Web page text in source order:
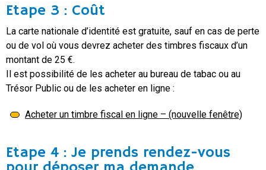
Etape 3 : Coût
La carte nationale d’identité est gratuite, sauf en cas de perte
ou de vol où vous devrez acheter des timbres fiscaux d’un
montant de 25 €.
Il est possibilité de les acheter au bureau de tabac ou au
Trésor Public ou de les acheter en ligne :
Acheter un timbre fiscal en ligne – (nouvelle fenêtre)
Etape 4 : Je prends rendez-vous